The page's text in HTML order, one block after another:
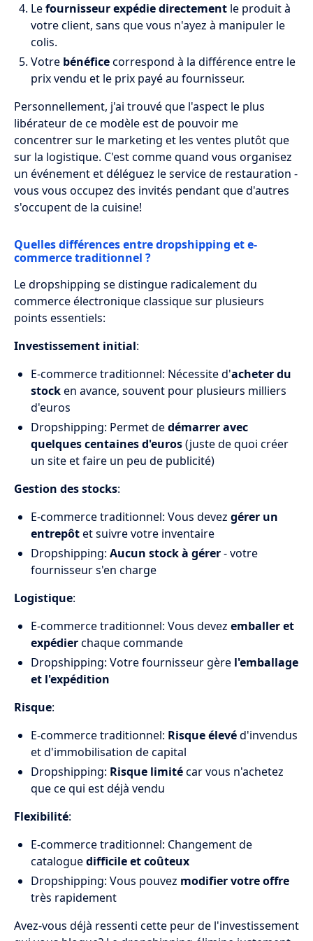
Lefournisseur expédie directement le produit à
votre client, sans que vous n'ayez à manipuler le
colis.
Votre bénéficecorrespond à la différence entre le
prix vendu et le prix payé au fournisseur.
Personnellement, j'ai trouvé que l'aspect le plus
libérateur de ce modèle est de pouvoir me
concentrer sur le marketing et les ventes plutôt que
sur la logistique. C'est comme quand vous organisez
un événement et déléguez le service de restauration -
vous vous occupez des invités pendant que d'autres
s'occupent de la cuisine!
Quelles différences entre dropshipping et e-
commerce traditionnel ?
Le dropshipping se distingue radicalement du
commerce électronique classique sur plusieurs
points essentiels:
Investissement initial:
E-commerce traditionnel: Nécessite d'acheter du
stocken avance, souvent pour plusieurs milliers
d'euros
Dropshipping: Permet dedémarrer avec
quelques centaines d'euros(juste de quoi créer
un site et faire un peu de publicité)
Gestion des stocks:
E-commerce traditionnel: Vous devez gérer un
entrepôtet suivre votre inventaire
Dropshipping: Aucun stock à gérer- votre
fournisseur s'en charge
Logistique:
E-commerce traditionnel: Vous devez emballer et
expédierchaque commande
Dropshipping: Votre fournisseur gère l'emballage
et l'expédition
Risque:
E-commerce traditionnel: Risque élevéd'invendus
et d'immobilisation de capital
Dropshipping: Risque limitécar vous n'achetez
que ce qui est déjà vendu
Flexibilité:
E-commerce traditionnel: Changement de
cataloguedifficile et coûteux
Dropshipping: Vous pouvez modifier votre offre
très rapidement
Avez-vous déjà ressenti cette peur de l'investissement